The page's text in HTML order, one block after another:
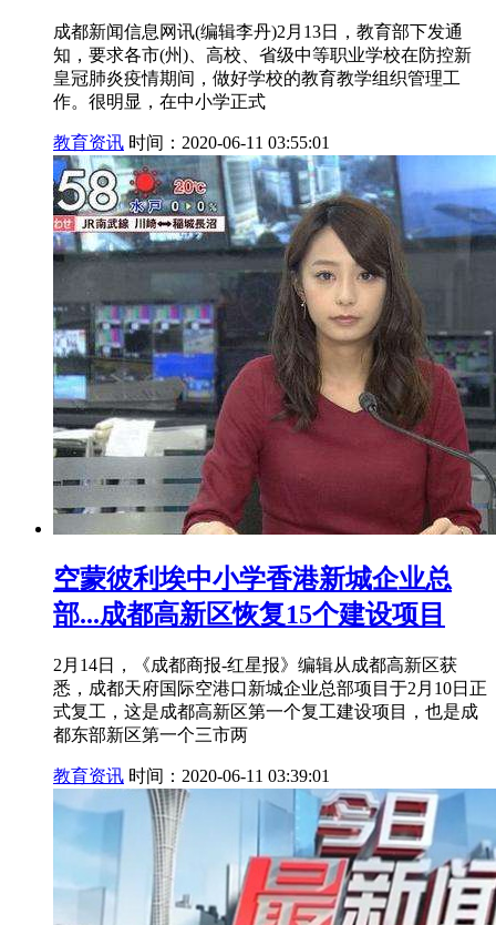
成都新闻信息网讯(编辑李丹)2月13日，教育部下发通
知，要求各市(州)、高校、省级中等职业学校在防控新
皇冠肺炎疫情期间，做好学校的教育教学组织管理工
作。很明显，在中小学正式
教育资讯 时间：2020-06-11 03:55:01
空蒙彼利埃中小学香港新城企业总
部...成都高新区恢复15个建设项目
2月14日，《成都商报-红星报》编辑从成都高新区获
悉，成都天府国际空港口新城企业总部项目于2月10日正
式复工，这是成都高新区第一个复工建设项目，也是成
都东部新区第一个三市两
教育资讯 时间：2020-06-11 03:39:01